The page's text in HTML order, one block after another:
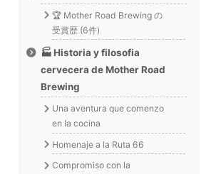
🏆 Mother Road Brewing の
受賞歴 (6件)
🏭 Historia y filosofia
cervecera de Mother Road
Brewing
Una aventura que comenzo
en la cocina
Homenaje a la Ruta 66
Compromiso con la